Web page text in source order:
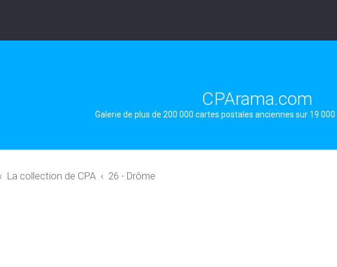
CPArama.com
Galerie de plus de 200 000 cartes postales anciennes sur 19
La collection de CPA 26 - Drôme